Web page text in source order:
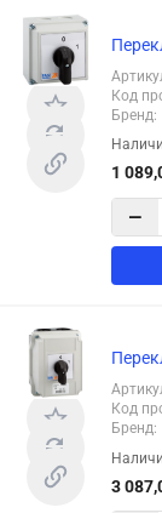
Код
Бренд:
1
−
Код
Бренд:
3